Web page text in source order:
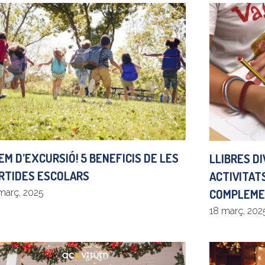
D’EXCURSIÓ! 5 BENEFICIS DE LES
ESCOLARS
2025
LLIBRES
18 març,